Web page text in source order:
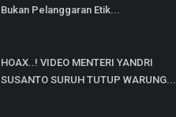
Bukan Pelanggaran Etik...
HOAX..! VIDEO MENTERI YANDRI
SUSANTO SURUH TUTUP WARUNG...